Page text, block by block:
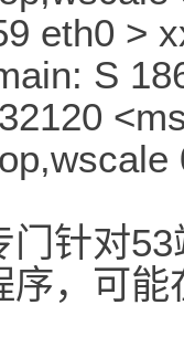
eth0 >
S
门针对
序，可